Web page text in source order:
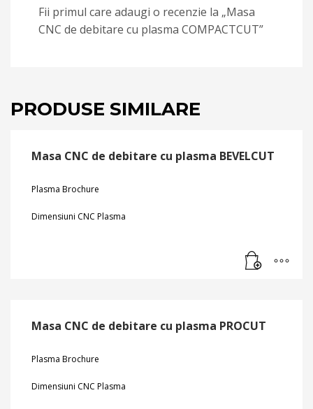
Fii primul care adaugi o recenzie la „Masa
CNC de debitare cu plasma COMPACTCUT”
PRODUSE SIMILARE
Masa CNC de debitare cu plasma BEVELCUT
Plasma Brochure
Dimensiuni CNC Plasma
Masa CNC de debitare cu plasma PROCUT
Plasma Brochure
Dimensiuni CNC Plasma